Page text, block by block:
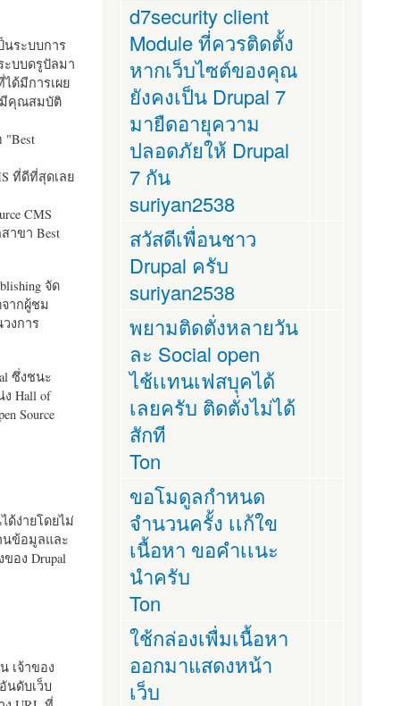
นระบบการ
ะบบดรูปัลมา
ด้มีการเผย
มีคุณสมบัติ
"Best
ที่ดีที่สุดเลย
CMS
าขา Best
จัด
ากผู้ชม
งการ
ซึ่งชนะ
Hall of
Source
ด้ง่ายโดยไม่
นข้อมูลและ
อง Drupal
เจ้าของ
นดับเว็บ
d7security client
Module ที่ควรติดตั้ง
หากเว็บไซต์ของคุณ
ยังคงเป็น Drupal 7
มายืดอายุความ
ปลอดภัยให้ Drupal
7 กัน
suriyan2538
สวัสดีเพื่อนชาว
Drupal ครับ
suriyan2538
พยามติดตั่งหลายวัน
ละ Social open
ไช้เเทนเฟสบุคได้
เลยครับ ติดตั่งไม่ได้
สักที
Ton
ขอโมดูลกำหนด
จำนวนครั้ง เเก้ใข
เนื้อหา ขอคำเเนะ
นำครับ
Ton
ใช้กล่องเพื่มเนื้อหา
ออกมาแสดงหน้า
เว็บ